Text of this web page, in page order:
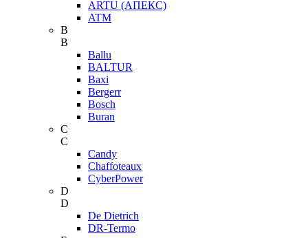
ARTU (АПЕКС)
ATM
B
B
Ballu
BALTUR
Baxi
Bergerr
Bosch
Buran
C
C
Candy
Chaffoteaux
CyberPower
D
D
De Dietrich
DR-Termo